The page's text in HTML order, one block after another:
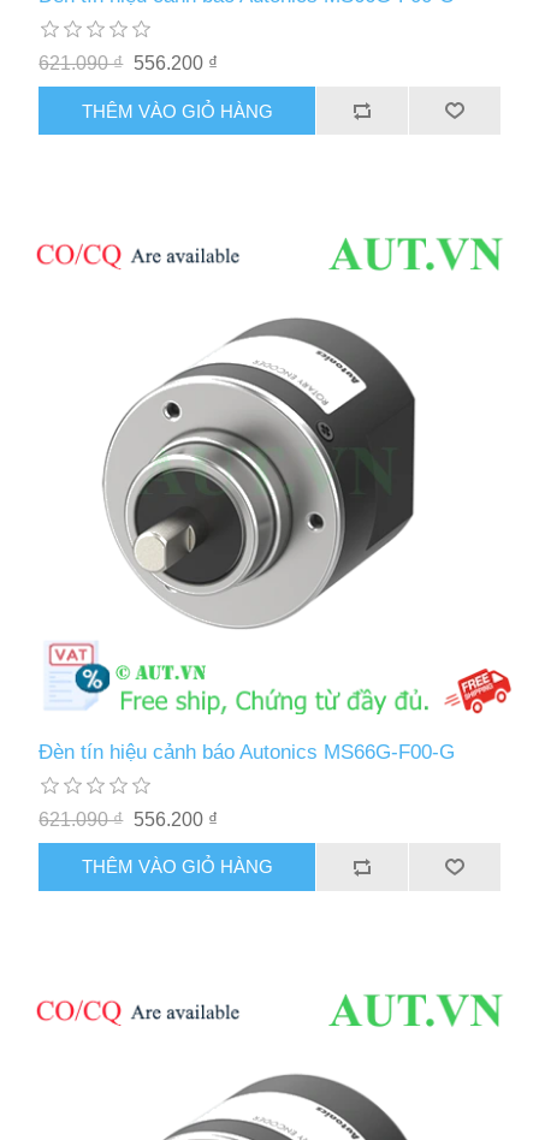
621.090 ₫ 556.200 ₫
THÊM VÀO GIỎ HÀNG
Đèn tín hiệu cảnh báo Autonics MS66G-F00-G
621.090 ₫ 556.200 ₫
THÊM VÀO GIỎ HÀNG